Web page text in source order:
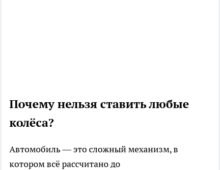
Почему нельзя ставить любые
колёса?
Автомобиль — это сложный механизм, в
котором всё рассчитано до